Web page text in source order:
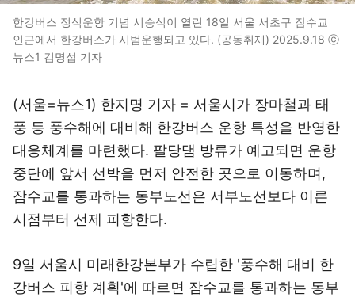
한강버스 정식운항 기념 시승식이 열린 18일 서울 서초구 잠수교
인근에서 한강버스가 시범운행되고 있다. (공동취재) 2025.9.18 ⓒ
뉴스1 김명섭 기자
(서울=뉴스1) 한지명 기자 = 서울시가 장마철과 태
풍 등 풍수해에 대비해 한강버스 운항 특성을 반영한
대응체계를 마련했다. 팔당댐 방류가 예고되면 운항
중단에 앞서 선박을 먼저 안전한 곳으로 이동하며,
잠수교를 통과하는 동부노선은 서부노선보다 이른
시점부터 선제 피항한다.
9일 서울시 미래한강본부가 수립한 '풍수해 대비 한
강버스 피항 계획'에 따르면 잠수교를 통과하는 동부